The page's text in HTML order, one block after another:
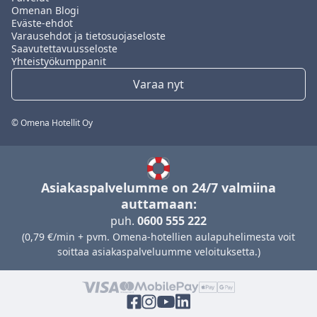
Omenan Blogi
Eväste-ehdot
Varausehdot ja tietosuojaseloste
Saavutettavuusseloste
Yhteistyökumppanit
Varaa nyt
© Omena Hotellit Oy
Asiakaspalvelumme on 24/7 valmiina
auttamaan:
puh. 0600 555 222
(0,79 €/min + pvm. Omena-hotellien aulapuhelimesta voit
soittaa asiakaspalveluumme veloituksetta.)